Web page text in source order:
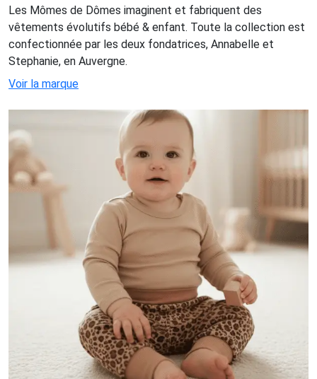
Les Mômes de Dômes imaginent et fabriquent des
vêtements évolutifs bébé & enfant. Toute la collection est
confectionnée par les deux fondatrices, Annabelle et
Stephanie, en Auvergne.
Voir la marque